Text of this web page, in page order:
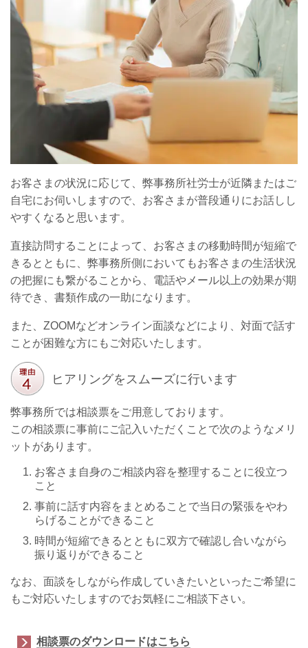
お客さまの状況に応じて、弊事務所社労士が近隣またはご
自宅にお伺いしますので、お客さまが普段通りにお話しし
やすくなると思います。
直接訪問することによって、お客さまの移動時間が短縮で
きるとともに、弊事務所側においてもお客さまの生活状況
の把握にも繋がることから、電話やメール以上の効果が期
待でき、書類作成の一助になります。
また、ZOOMなどオンライン面談などにより、対面で話す
ことが困難な方にもご対応いたします。
ヒアリングをスムーズに行います
弊事務所では相談票をご用意しております。
この相談票に事前にご記入いただくことで次のようなメリ
ットがあります。
お客さま自身のご相談内容を整理することに役立つ
こと
事前に話す内容をまとめることで当日の緊張をやわ
らげることができること
時間が短縮できるとともに双方で確認し合いながら
振り返りができること
なお、面談をしながら作成していきたいといったご希望に
もご対応いたしますのでお気軽にご相談下さい。
相談票のダウンロードはこちら